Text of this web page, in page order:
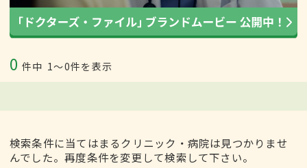
0 件中 1〜0件を表示
検索条件に当てはまるクリニック・病院は見つかりませ
んでした。再度条件を変更して検索して下さい。